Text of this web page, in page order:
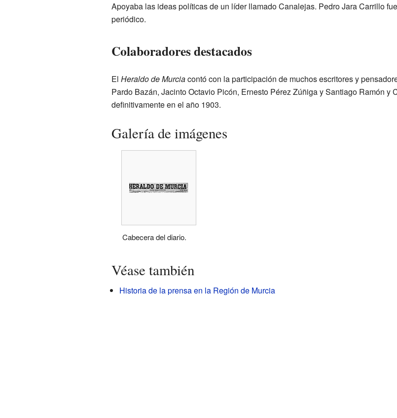
Apoyaba las ideas políticas de un líder llamado Canalejas. Pedro Jara Carrillo
periódico.
Colaboradores destacados
El Heraldo de Murciacontó con la participación de muchos escritores y
Pardo Bazán, Jacinto Octavio Picón, Ernesto Pérez Zúñiga y Santiago Ramón y
definitivamente en el año 1903.
Galería de imágenes
Cabecera del diario.
Véase también
Historia de la prensa en la Región de Murcia